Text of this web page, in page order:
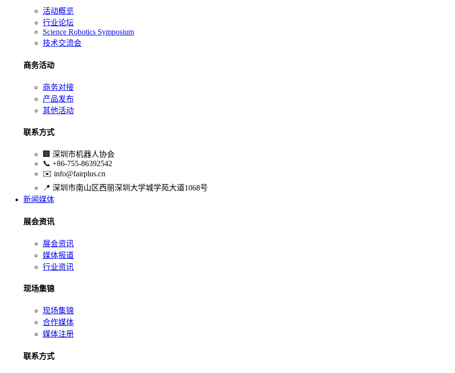
活动概览
行业论坛
Science Robotics Symposium
技术交流会
商务活动
商务对接
产品发布
其他活动
联系方式
🏢 深圳市机器人协会
📞 +86-755-86392542
✉️ info@fairplus.cn
📍 深圳市南山区西丽深圳大学城学苑大道1068号
新闻媒体
展会资讯
展会资讯
媒体报道
行业资讯
现场集锦
现场集锦
合作媒体
媒体注册
联系方式